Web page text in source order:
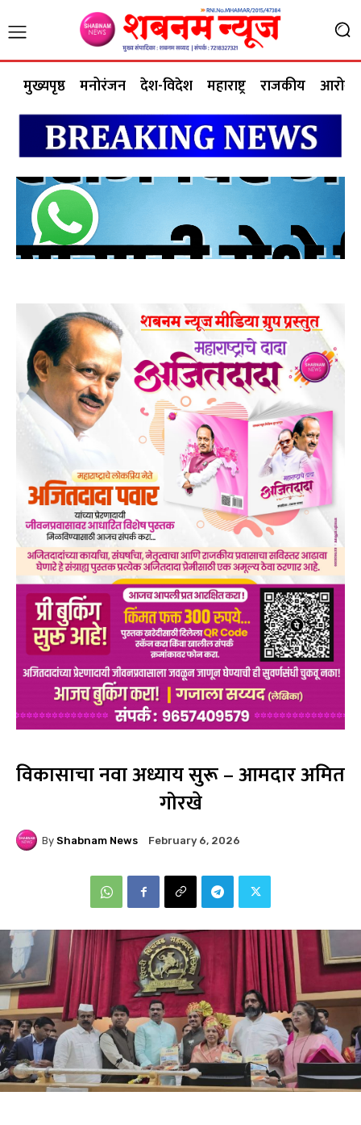
मुख्यपृष्ठ मनोरंजन देश-विदेश महाराष्ट्र राजकीय आरोग्य
विकासाचा नवा अध्याय सुरू – आमदार अमित
गोरखे
By Shabnam News February 6, 2026